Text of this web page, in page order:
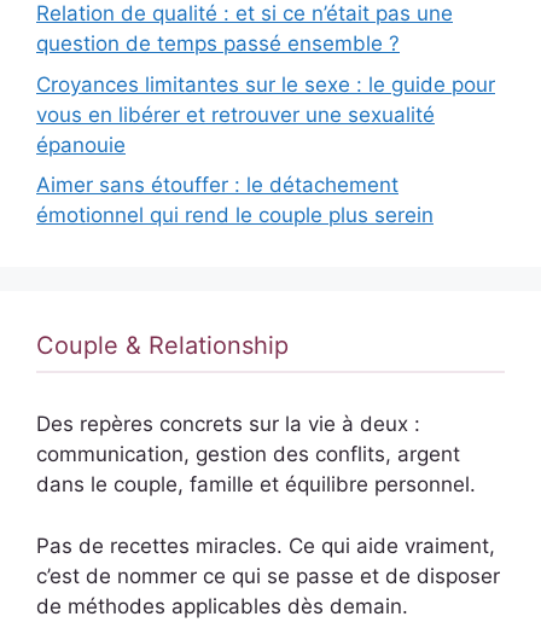
Relation de qualité : et si ce n’était pas une
question de temps passé ensemble ?
Croyances limitantes sur le sexe : le guide pour
vous en libérer et retrouver une sexualité
épanouie
Aimer sans étouffer : le détachement
émotionnel qui rend le couple plus serein
Couple & Relationship
Des repères concrets sur la vie à deux :
communication, gestion des conflits, argent
dans le couple, famille et équilibre personnel.
Pas de recettes miracles. Ce qui aide vraiment,
c’est de nommer ce qui se passe et de disposer
de méthodes applicables dès demain.